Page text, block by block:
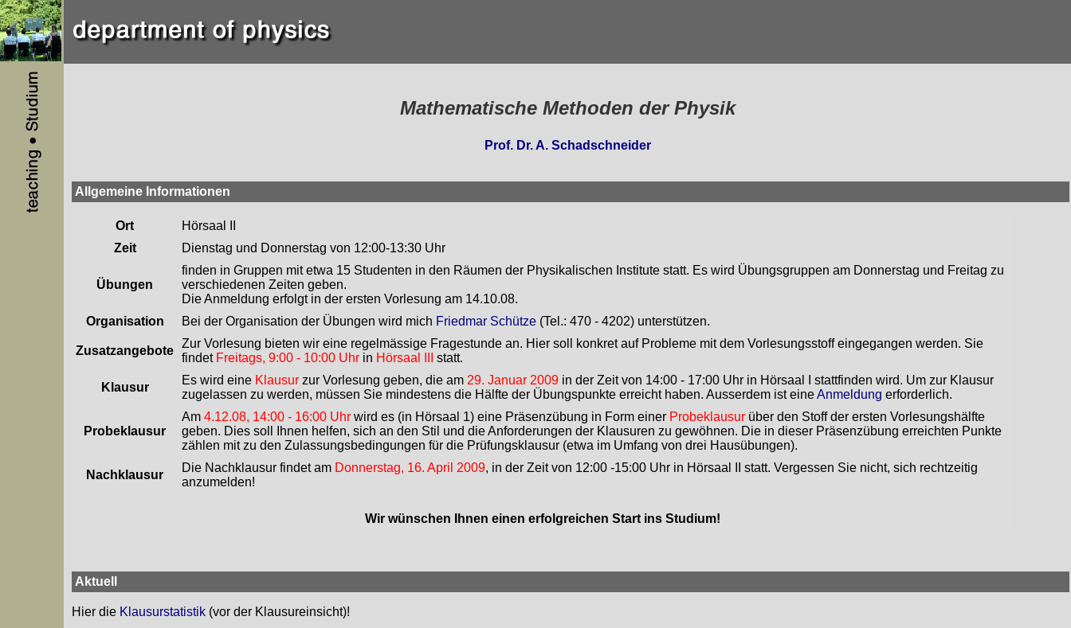
Mathematische Methoden der Physik
Prof. Dr. A. Schadschneider
Allgemeine Informationen
Ort
Hörsaal II
Zeit
Dienstag und Donnerstag von 12:00-13:30 Uhr
Übungen
finden in Gruppen mit etwa 15 Studenten in den Räumen der Physikalischen Institute statt. Es wird Übungsgruppen am Donnerstag und Freitag zu
verschiedenen Zeiten geben.
Die Anmeldung erfolgt in der ersten Vorlesung am 14.10.08.
Organisation
Bei der Organisation der Übungen wird mich Friedmar Schütze (Tel.: 470 - 4202) unterstützen.
Zusatzangebote
Zur Vorlesung bieten wir eine regelmässige Fragestunde an. Hier soll konkret auf Probleme mit dem Vorlesungsstoff eingegangen werden. Sie
findet Freitags, 9:00 - 10:00 Uhr in Hörsaal III statt.
Klausur
Es wird eine Klausur zur Vorlesung geben, die am 29. Januar 2009 in der Zeit von 14:00 - 17:00 Uhr in Hörsaal I stattfinden wird. Um zur Klausur
zugelassen zu werden, müssen Sie mindestens die Hälfte der Übungspunkte erreicht haben. Ausserdem ist eineAnmeldung erforderlich.
Probeklausur
Am 4.12.08, 14:00 - 16:00 Uhr wird es (in Hörsaal 1) eine Präsenzübung in Form einer Probeklausur über den Stoff der ersten Vorlesungshälfte
geben. Dies soll Ihnen helfen, sich an den Stil und die Anforderungen der Klausuren zu gewöhnen. Die in dieser Präsenzübung erreichten Punkte
zählen mit zu den Zulassungsbedingungen für die Prüfungsklausur (etwa im Umfang von drei Hausübungen).
Nachklausur
Die Nachklausur findet am Donnerstag, 16. April 2009, in der Zeit von 12:00 -15:00 Uhr in Hörsaal II statt. Vergessen Sie nicht, sich rechtzeitig
anzumelden!
Wir wünschen Ihnen einen erfolgreichen Start ins Studium!
Aktuell
Hier die Klausurstatistik (vor der Klausureinsicht)!